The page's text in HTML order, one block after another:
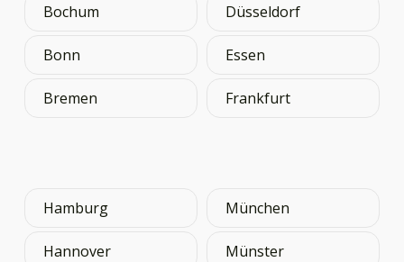
Bochum
Bonn
Bremen
Düsseldorf
Essen
Frankfurt
Hamburg
Hannover
München
Münster